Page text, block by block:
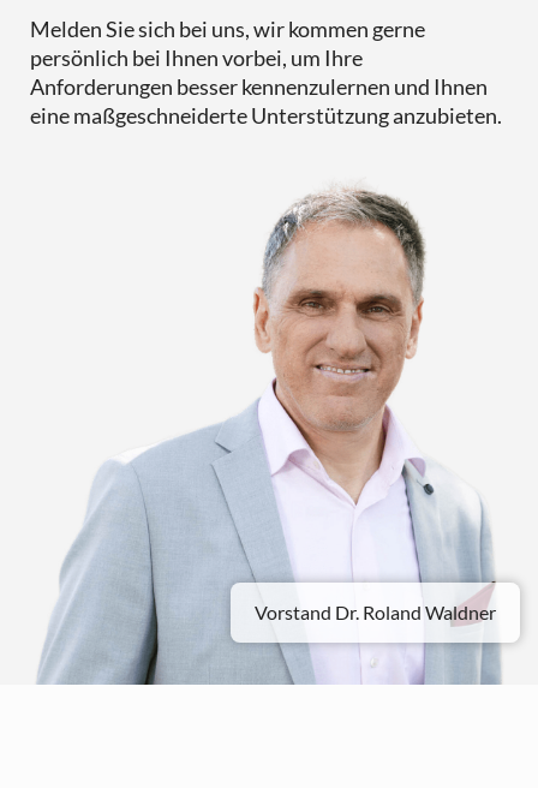
Vorstand Dr. Roland Waldner
Melden Sie sich bei uns, wir kommen gerne
persönlich bei Ihnen vorbei, um Ihre
Anforderungen besser kennenzulernen und Ihnen
eine maßgeschneiderte Unterstützung anzubieten.